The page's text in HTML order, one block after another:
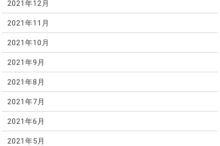
2021年12月
2021年11月
2021年10月
2021年9月
2021年8月
2021年7月
2021年6月
2021年5月